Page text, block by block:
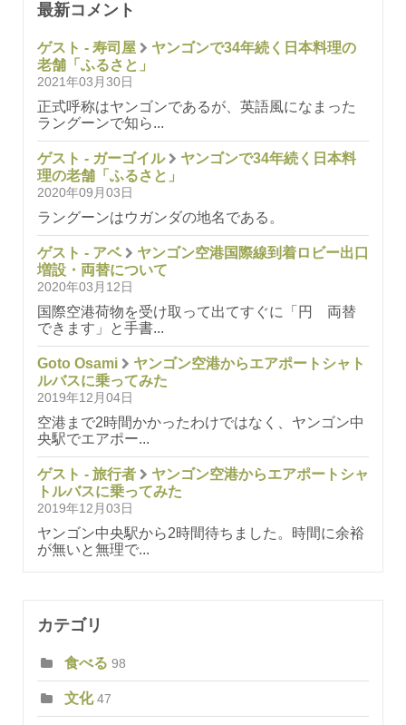
最新コメント
ゲスト - 寿司屋
ヤンゴンで34年続く日本料理の
老舗「ふるさと」
2021年03月30日
正式呼称はヤンゴンであるが、英語風になまった
ラングーンで知ら...
ゲスト - ガーゴイル
ヤンゴンで34年続く日本料
理の老舗「ふるさと」
2020年09月03日
ラングーンはウガンダの地名である。
ゲスト - アベ
ヤンゴン空港国際線到着ロビー出口
増設・両替について
2020年03月12日
国際空港荷物を受け取って出てすぐに「円 両替
できます」と手書...
Goto Osami
ヤンゴン空港からエアポートシャト
ルバスに乗ってみた
2019年12月04日
空港まで2時間かかったわけではなく、ヤンゴン中
央駅でエアポー...
ゲスト - 旅行者
ヤンゴン空港からエアポートシャ
トルバスに乗ってみた
2019年12月03日
ヤンゴン中央駅から2時間待ちました。時間に余裕
が無いと無理で...
カテゴリ
食べる 98
文化 47